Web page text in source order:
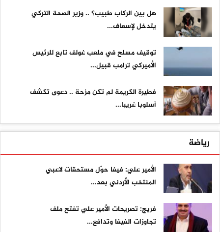
هل بين الركاب طبيب؟ .. وزير الصحة التركي
يتدخل لإسعاف...
توقيف مسلح في ملعب غولف تابع للرئيس
الأميركي ترامب قبيل...
فطيرة الكريمة لم تكن مزحة .. دعوى تكشف
أسلوبا غريبا...
رياضة
الأمير علي: فيفا حوّل مستحقات لاعبي
المنتخب الأردني بعد...
فريج: تصريحات الأمير علي تفتح ملف
تجاوزات الفيفا وتدافع...